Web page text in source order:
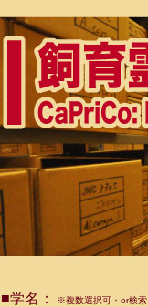
■学名： ※複数選択可・or検索